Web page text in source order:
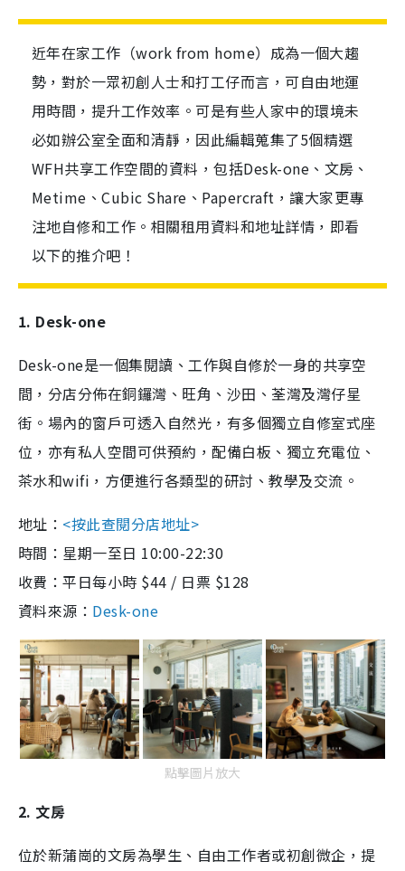
近年在家工作（work from home）成為一個大趨
勢，對於一眾初創人士和打工仔而言，可自由地運
用時間，提升工作效率。可是有些人家中的環境未
必如辦公室全面和清靜，因此編輯蒐集了5個精選
WFH共享工作空間的資料，包括Desk-one、文房、
Metime、Cubic Share、Papercraft，讓大家更專
注地自修和工作。相關租用資料和地址詳情，即看
以下的推介吧！
1. Desk-one
Desk-one是一個集閱讀、工作與自修於一身的共享空
間，分店分佈在銅鑼灣、旺角、沙田、荃灣及灣仔星
街。場內的窗戶可透入自然光，有多個獨立自修室式座
位，亦有私人空間可供預約，配備白板、獨立充電位、
茶水和wifi，方便進行各類型的研討、教學及交流。
地址： <按此查閱分店地址>
時間：星期一至日 10:00-22:30
收費：平日每小時 $44 / 日票 $128
資料來源： Desk-one
點擊圖片放大
2. 文房
位於新蒲崗的文房為學生、自由工作者或初創微企，提